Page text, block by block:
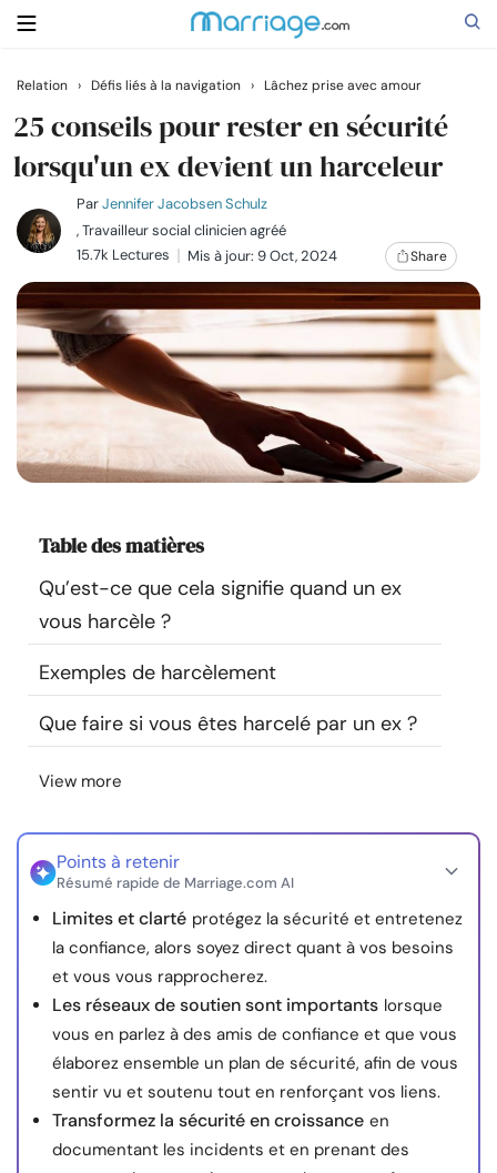
Rechercher
Se marier
Relations
Famille
Aide
Cours
Communauté
Trouver un thérapeute
nous
© Copyright 2026. Tous droits réservés.
Relation › Défis liés à la navigation › Lâchez prise avec amour
25 conseils pour rester en sécurité
lorsqu'un ex devient un harceleur
ParJennifer Jacobsen Schulz
, Travailleur social clinicien agréé
15.7k Lectures
Mis à jour: 9 Oct, 2024 Share
Table des matières
Qu’est-ce que cela signifie quand un ex
vous harcèle ?
Exemples de harcèlement
Que faire si vous êtes harcelé par un ex ?
View more
Points à retenir
Résumé rapide de Marriage.com AI
Limites et clarté protégez la sécurité et entretenez
la confiance, alors soyez direct quant à vos besoins
et vous vous rapprocherez.
Les réseaux de soutien sont importants lorsque
vous en parlez à des amis de confiance et que vous
élaborez ensemble un plan de sécurité, afin de vous
sentir vu et soutenu tout en renforçant vos liens.
Transformez la sécurité en croissance en
documentant les incidents et en prenant des